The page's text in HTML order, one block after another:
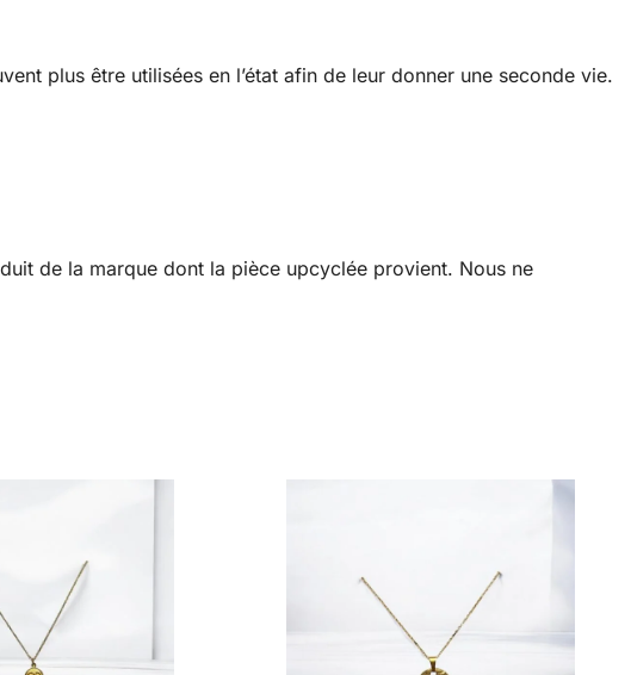
plus être utilisées en l’état afin de leur donner une seconde vie.
de la marque dont la pièce upcyclée provient. Nous ne